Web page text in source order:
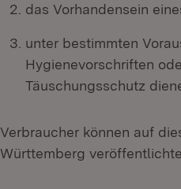
das Vorhandensein
unter bestimmten
Hygienevorschriften
Täuschungsschutz
Verbraucher können auf
Württemberg